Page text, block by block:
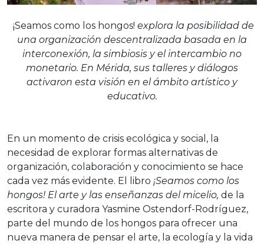
¡Seamos como los hongos! explora la posibilidad de
una organización descentralizada basada en la
interconexión, la simbiosis y el intercambio no
monetario. En Mérida, sus talleres y diálogos
activaron esta visión en el ámbito artístico y
educativo.
En un momento de crisis ecológica y social, la
necesidad de explorar formas alternativas de
organización, colaboración y conocimiento se hace
cada vez más evidente. El libro ¡Seamos como los
hongos! El arte y las enseñanzas del micelio, de la
escritora y curadora Yasmine Ostendorf-Rodríguez,
parte del mundo de los hongos para ofrecer una
nueva manera de pensar el arte, la ecología y la vida